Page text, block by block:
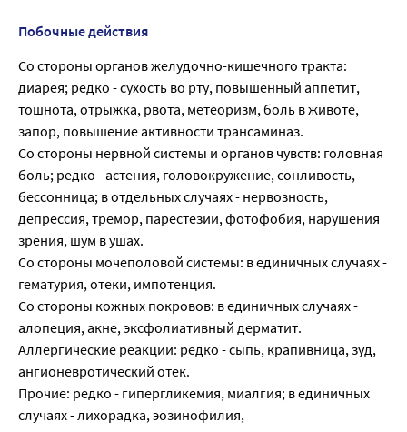
Побочные действия
Со стороны органов желудочно-кишечного тракта:
диарея; редко - сухость во рту, повышенный аппетит,
тошнота, отрыжка, рвота, метеоризм, боль в животе,
запор, повышение активности трансаминаз.
Со стороны нервной системы и органов чувств: головная
боль; редко - астения, головокружение, сонливость,
бессонница; в отдельных случаях - нервозность,
депрессия, тремор, парестезии, фотофобия, нарушения
зрения, шум в ушах.
Со стороны мочеполовой системы: в единичных случаях -
гематурия, отеки, импотенция.
Со стороны кожных покровов: в единичных случаях -
алопеция, акне, эксфолиативный дерматит.
Аллергические реакции: редко - сыпь, крапивница, зуд,
ангионевротический отек.
Прочие: редко - гипергликемия, миалгия; в единичных
случаях - лихорадка, эозинофилия,